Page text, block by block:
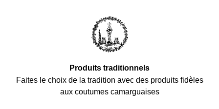
Produits traditionnels
Faites le choix de la tradition avec des produits fidèles
aux coutumes camarguaises